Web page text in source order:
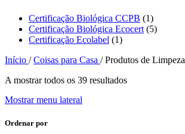
Certificação Biológica CCPB (1)
Certificação Biológica Ecocert (5)
Certificação Ecolabel (1)
Início / Coisas para Casa / Produtos de Limpeza
A mostrar todos os 39 resultados
Mostrar menu lateral
Ordenar por